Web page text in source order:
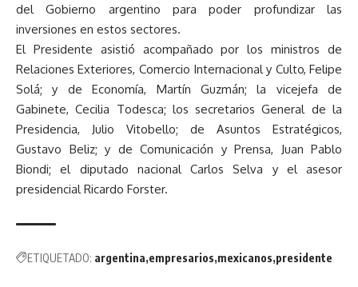
del Gobierno argentino para poder profundizar las
inversiones en estos sectores.
El Presidente asistió acompañado por los ministros de
Relaciones Exteriores, Comercio Internacional y Culto, Felipe
Solá; y de Economía, Martín Guzmán; la vicejefa de
Gabinete, Cecilia Todesca; los secretarios General de la
Presidencia, Julio Vitobello; de Asuntos Estratégicos,
Gustavo Beliz; y de Comunicación y Prensa, Juan Pablo
Biondi; el diputado nacional Carlos Selva y el asesor
presidencial Ricardo Forster.
ETIQUETADO: argentina empresarios mexicanos presidente